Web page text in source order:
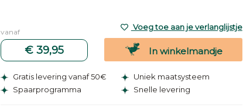
vanaf
€ 39,95
Voeg toe aan je verlanglijstje
In winkelmandje
Gratis levering vanaf 50€
Uniek maatsysteem
Spaarprogramma
Snelle levering